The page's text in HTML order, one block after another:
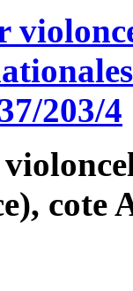
cote